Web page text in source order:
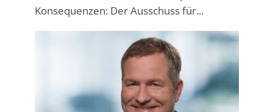
Konsequenzen: Der Ausschuss für...